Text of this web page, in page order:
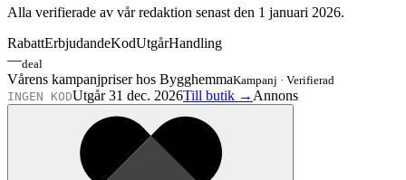
Alla verifierade av vår redaktion senast den 1 januari 2026.
RabattErbjudandeKodUtgårHandling
—deal
Vårens kampanjpriser hos BygghemmaKampanj · Verifierad
INGEN KODUtgår 31 dec. 2026Till butik → Annons